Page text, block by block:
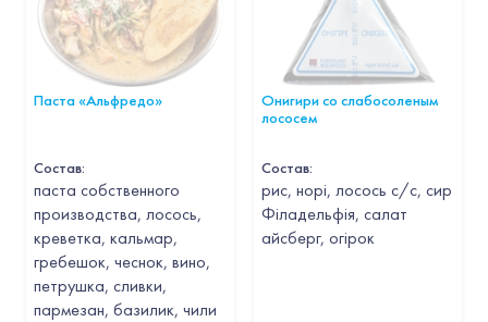
Паста «Альфредо»
Состав:
паста собственного
производства, лосось,
креветка, кальмар,
гребешок, чеснок, вино,
петрушка, сливки,
пармезан, базилик, чили
Онигири со слабосоленым
лососем
Состав:
рис, норі, лосось с/с, сир
Філадельфія, салат
айсберг, огірок